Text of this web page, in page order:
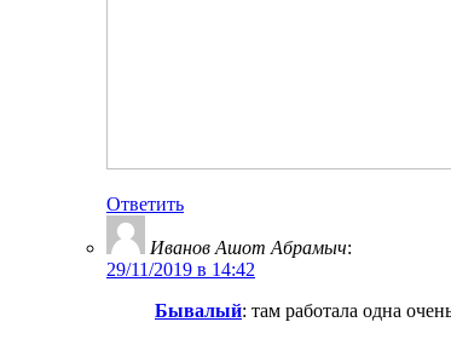
Ответить
Иванов Ашот Абрамыч:
29/11/2019 в 14:42
Бывалый: там работала одна